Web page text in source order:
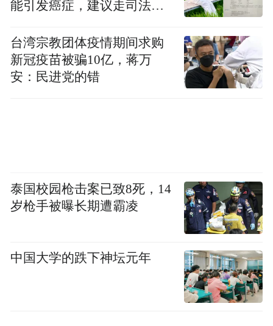
能引发癌症，建议走司法途
台湾宗教团体疫情期间求购
新冠疫苗被骗10亿，蒋万
安：民进党的错
泰国校园枪击案已致8死，14
岁枪手被曝长期遭霸凌
中国大学的跌下神坛元年